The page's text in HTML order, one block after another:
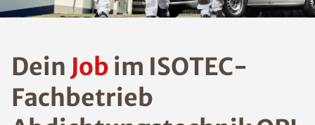
Dein Job im ISOTEC-
Fachbetrieb